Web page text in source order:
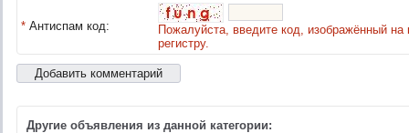
* Антиспам код:
Пожалуйста, введите код, изображённый
регистру.
Другие объявления из данной категории: